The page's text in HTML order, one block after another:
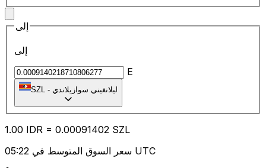
إلى
إلى
E
SZL - ليلانغيني سوازيلاندي
1.00 IDR = 0.00091402 SZL
سعر السوق المتوسط في 05:22 UTC